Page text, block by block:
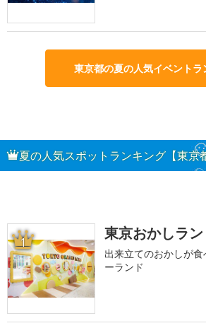
東京都の夏の人気イベントラ
夏の人気スポットランキング【東京
1 東京おかしラ
出来立てのおかしが
ーランド